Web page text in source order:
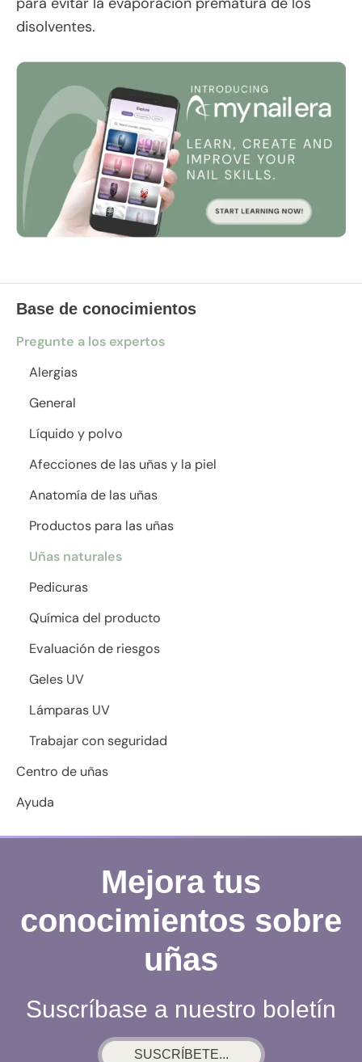
Base de conocimientos
Pregunte a los expertos
Alergias
General
Líquido y polvo
Afecciones de las uñas y la piel
Anatomía de las uñas
Productos para las uñas
Uñas naturales
Pedicuras
Química del producto
Evaluación de riesgos
Geles UV
Lámparas UV
Trabajar con seguridad
Centro de uñas
Ayuda
disolventes.
Mejora tus
conocimientos sobre
uñas
Suscríbase a nuestro boletín
SUSCRÍBETE...